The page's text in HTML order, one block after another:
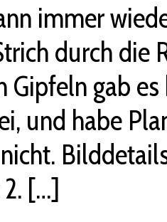
immer
durch die
Gipfeln gab
und habe
[…]